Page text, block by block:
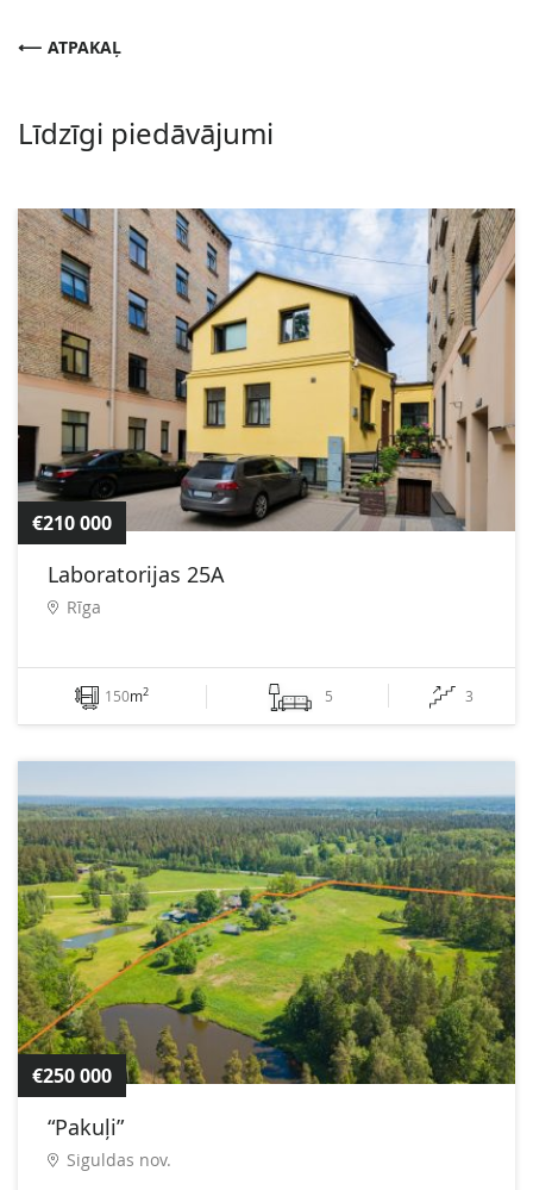
ATPAKAĻ
Līdzīgi piedāvājumi
€210 000
Laboratorijas 25A
Rīga
150m2 5 3
€250 000
“Pakuļi”
Siguldas nov.